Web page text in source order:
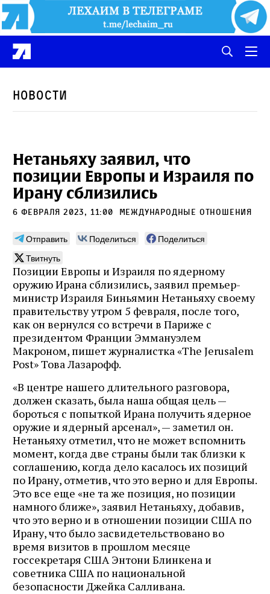
Новости
Нетаньяху заявил, что
позиции Европы и Израиля по
Ирану сблизились
6 февраля 2023, 11:00 международные отношения
Отправить Поделиться
Поделиться
Твитнуть
Позиции Европы и Израиля по ядерному
оружию Ирана сблизились, заявил премьер-
министр Израиля Биньямин Нетаньяху своему
правительству утром 5 февраля, после того,
как он вернулся со встречи в Париже с
президентом Франции Эммануэлем
Макроном, пишет журналистка «The Jerusalem
Post» Това Лазарофф.
«В центре нашего длительного разговора,
должен сказать, была наша общая цель —
бороться с попыткой Ирана получить ядерное
оружие и ядерный арсенал», — заметил он.
Нетаньяху отметил, что не может вспомнить
момент, когда две страны были так близки к
соглашению, когда дело касалось их позиций
по Ирану, отметив, что это верно и для Европы.
Это все еще «не та же позиция, но позиции
намного ближе», заявил Нетаньяху, добавив,
что это верно и в отношении позиции США по
Ирану, что было засвидетельствовано во
время визитов в прошлом месяце
госсекретаря США Энтони Блинкена и
советника США по национальной
безопасности Джейка Салливана.